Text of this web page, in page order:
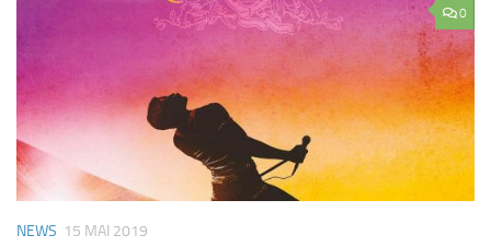
0
NEWS 15 MAI 2019